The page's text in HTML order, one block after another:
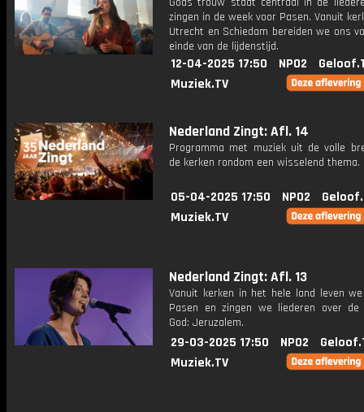
zingen in de week voor Pasen. Vanuit
Utrecht en Schiedam bereiden we ons
einde van de lijdenstijd.
12-04-2025 17:50 NPO2
Muziek.TV
Nederland Zingt: Afl. 14
Programma met muziek uit de volle
de kerken rondom een wisselend thema.
05-04-2025 17:50 NPO2
Muziek.TV
Nederland Zingt: Afl. 13
Vanuit kerken in het hele land leven
Pasen en zingen we liederen over
God: Jeruzalem.
29-03-2025 17:50 NPO2
Muziek.TV